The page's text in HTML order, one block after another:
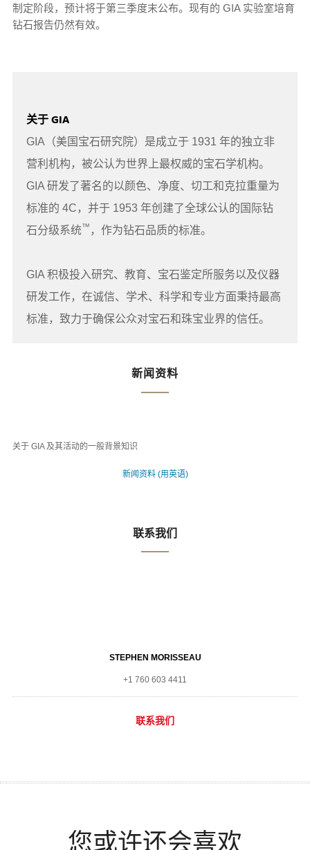
制定阶段，预计将于第三季度末公布。现有的 GIA 实验室培育
钻石报告仍然有效。
关于 GIA
GIA（美国宝石研究院）是成立于 1931 年的独立非
营利机构，被公认为世界上最权威的宝石学机构。
GIA 研发了著名的以颜色、净度、切工和克拉重量为
标准的 4C，并于 1953 年创建了全球公认的国际钻
石分级系统™ ，作为钻石品质的标准。
GIA 积极投入研究、教育、宝石鉴定所服务以及仪器
研发工作，在诚信、学术、科学和专业方面秉持最高
标准，致力于确保公众对宝石和珠宝业界的信任。
新闻资料
关于 GIA 及其活动的一般背景知识
新闻资料 (用英语)
联系我们
STEPHEN MORISSEAU
+1 760 603 4411
联系我们
您或许还会喜欢